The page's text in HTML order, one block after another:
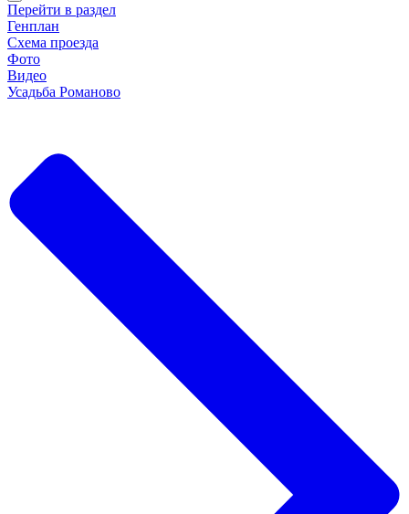
Перейти в раздел
Генплан
Схема проезда
Фото
Видео
Усадьба Романово